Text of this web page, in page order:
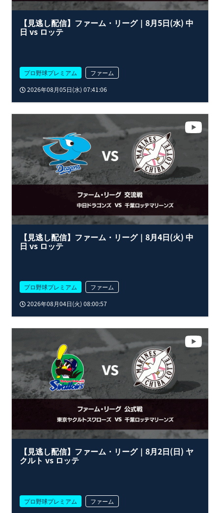
【見逃し配信】ファーム・リーグ｜8月5日(水) 中
日 vs ロッテ
プロ野球プレミアム
ファーム
2026年08月05日(水) 07:41:06
【見逃し配信】ファーム・リーグ｜8月4日(火) 中
日 vs ロッテ
プロ野球プレミアム
ファーム
2026年08月04日(火) 08:00:57
【見逃し配信】ファーム・リーグ｜8月2日(日) ヤ
クルト vs ロッテ
プロ野球プレミアム
ファーム